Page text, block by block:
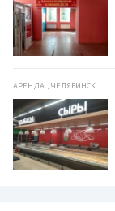
АРЕНДА , ЧЕЛЯБИНСК